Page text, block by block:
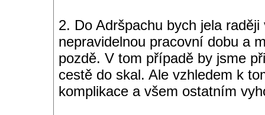
2. Do Adršpachu bych jela
nepravidelnou pracovní dobu a
pozdě. V tom případě by jsme
cestě do skal. Ale vzhledem k
komplikace a všem ostatním